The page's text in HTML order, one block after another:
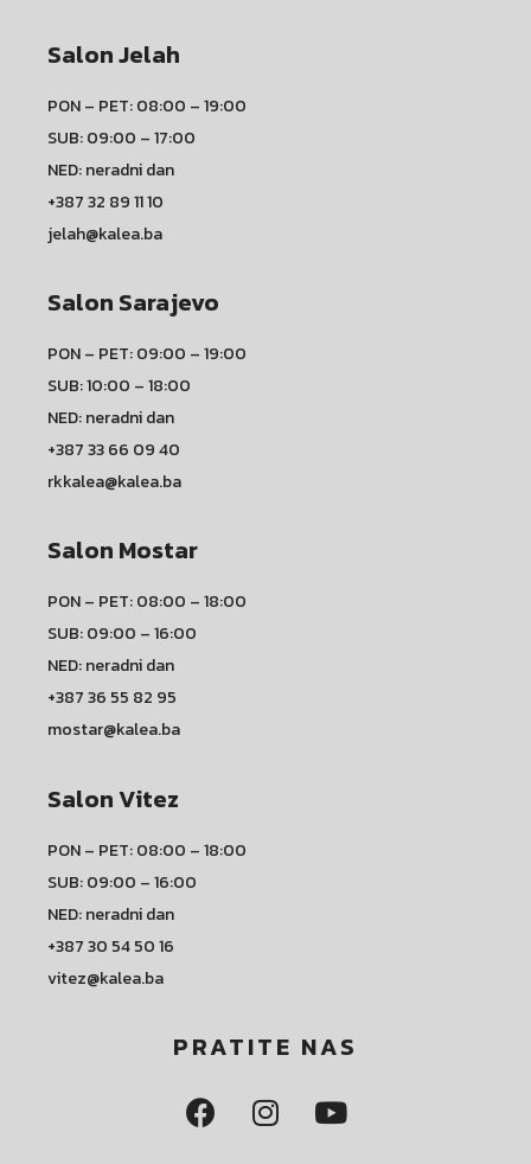
Salon Jelah
PON – PET: 08:00 – 19:00
SUB: 09:00 – 17:00
NED: neradni dan
+387 32 89 11 10
jelah@kalea.ba
Salon Sarajevo
PON – PET: 09:00 – 19:00
SUB: 10:00 – 18:00
NED: neradni dan
+387 33 66 09 40
rkkalea@kalea.ba
Salon Mostar
PON – PET: 08:00 – 18:00
SUB: 09:00 – 16:00
NED: neradni dan
+387 36 55 82 95
mostar@kalea.ba
Salon Vitez
PON – PET: 08:00 – 18:00
SUB: 09:00 – 16:00
NED: neradni dan
+387 30 54 50 16
vitez@kalea.ba
PRATITE NAS